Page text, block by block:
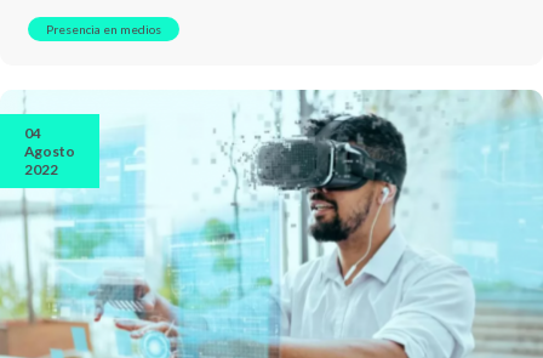
Presencia en medios
04
Agosto
2022